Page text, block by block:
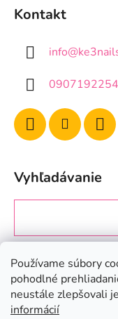
Používame súbory
pohodlné
neustále zlepšovali
informácií
Kontakt
info@
0907192254
Vyhľadávanie
Prijímame